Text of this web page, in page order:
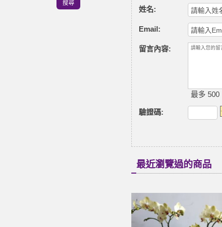
姓名:
Email:
留言內容:
最多 500
驗證碼:
最近瀏覽過的商品